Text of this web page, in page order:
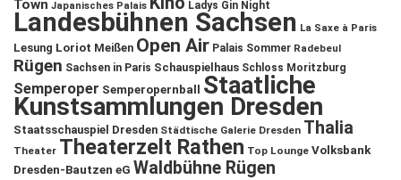
Town Japanisches Palais Ladys Gin Night
Landesbühnen Sachsen La Saxe à Paris
Lesung Loriot Meißen Open Air Palais Sommer Radebeul
Rügen Sachsen in Paris Schauspielhaus Schloss Moritzburg
Semperoper Semperopernball Staatliche
Kunstsammlungen Dresden
Staatsschauspiel Dresden Städtische Galerie Dresden Thalia
Theater Theaterzelt Rathen Top Lounge Volksbank
Dresden-Bautzen eG Waldbühne Rügen